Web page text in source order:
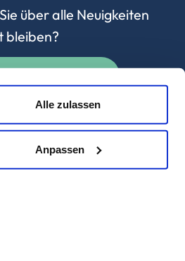
Alle zulassen
Anpassen
über alle Neuigkeiten
bleiben?